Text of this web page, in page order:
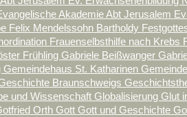
Akademie Abt Jerusalem
Felix Mendelssohn Bartholdy
Frauenselbsthilfe nach Krebs
Frühling Gabriele Beißwanger
Gemeindehaus St. Katharinen
Braunschweigs
und Wissenschaft Globalisierung Glut
Orth Gott Gott und Geschichte